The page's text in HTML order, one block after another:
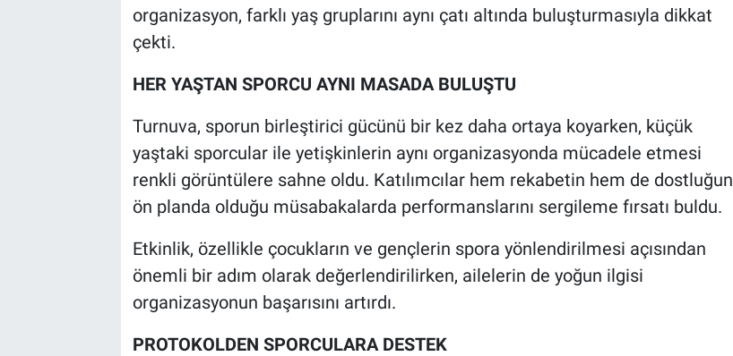
organizasyon, farklı yaş gruplarını aynı çatı altında buluşturmasıyla dikkat
çekti.
HER YAŞTAN SPORCU AYNI MASADA BULUŞTU
Turnuva, sporun birleştirici gücünü bir kez daha ortaya koyarken, küçük
yaştaki sporcular ile yetişkinlerin aynı organizasyonda mücadele etmesi
renkli görüntülere sahne oldu. Katılımcılar hem rekabetin hem de dostluğun
ön planda olduğu müsabakalarda performanslarını sergileme fırsatı buldu.
Etkinlik, özellikle çocukların ve gençlerin spora yönlendirilmesi açısından
önemli bir adım olarak değerlendirilirken, ailelerin de yoğun ilgisi
organizasyonun başarısını artırdı.
PROTOKOLDEN SPORCULARA DESTEK